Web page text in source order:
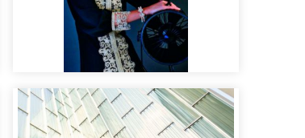
Maquillaje y peluquería
para revista AR.